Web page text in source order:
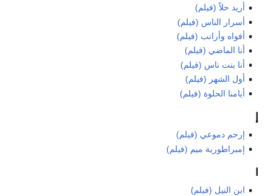
أريد حلاً (فيلم)
أسرار الناس (فيلم)
أفواه وأرانب (فيلم)
أنا الماضي (فيلم)
أنا بنت ناس (فيلم)
أول الشهر (فيلم)
أيامنا الحلوة (فيلم)
إ
إرحم دموعي (فيلم)
إمبراطورية ميم (فيلم)
ابن النيل (فيلم)